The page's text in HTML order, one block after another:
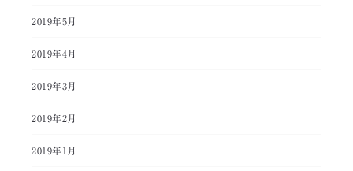
2019年5月
2019年4月
2019年3月
2019年2月
2019年1月